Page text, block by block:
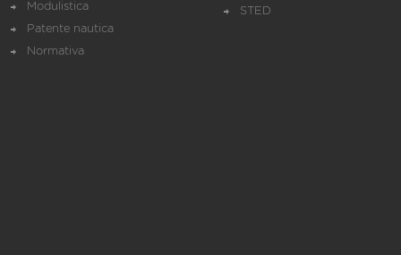
Modulistica
Patente nautica
Normativa
STED